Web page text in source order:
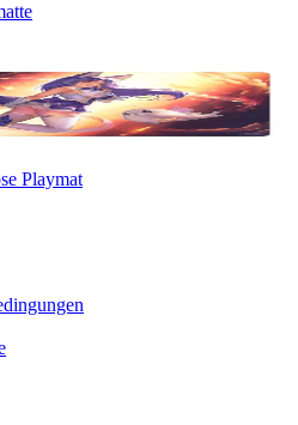
Playmat